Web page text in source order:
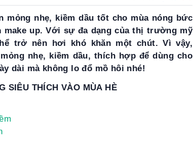
mỏng nhẹ, kiềm dầu tốt cho mùa nóng bức
up. Với sự đa dạng của thị trường mỹ
trở nên hơi khó khăn một chút. Vì vậy,
nhẹ, kiềm dầu, thích hợp để dùng cho
dài mà không lo đổ mồ hôi nhé!
SIÊU THÍCH VÀO MÙA HÈ